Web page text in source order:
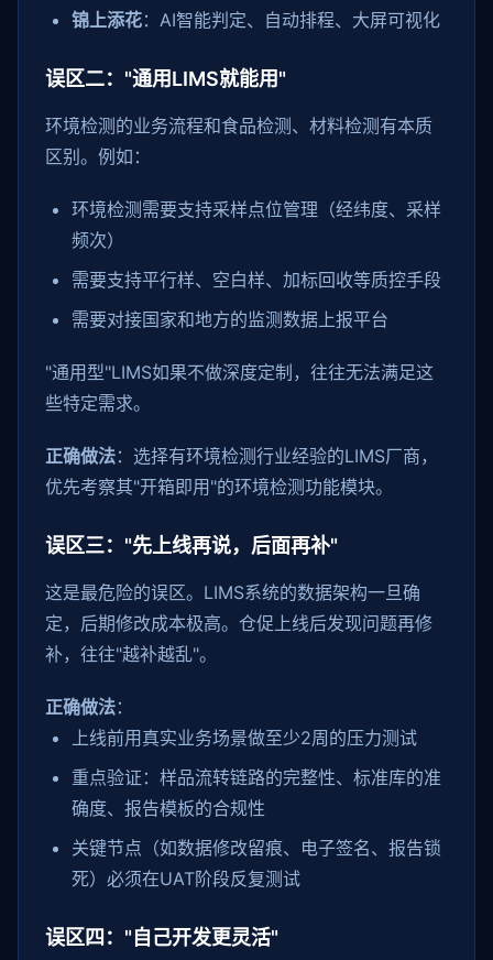
锦上添花：AI智能判定、自动排程、大屏可视化
误区二："通用LIMS就能用"
环境检测的业务流程和食品检测、材料检测有本质
区别。例如：
环境检测需要支持采样点位管理（经纬度、采样
频次）
需要支持平行样、空白样、加标回收等质控手段
需要对接国家和地方的监测数据上报平台
"通用型"LIMS如果不做深度定制，往往无法满足这
些特定需求。
正确做法：选择有环境检测行业经验的LIMS厂商，
优先考察其"开箱即用"的环境检测功能模块。
误区三："先上线再说，后面再补"
这是最危险的误区。LIMS系统的数据架构一旦确
定，后期修改成本极高。仓促上线后发现问题再修
补，往往"越补越乱"。
正确做法：
上线前用真实业务场景做至少2周的压力测试
重点验证：样品流转链路的完整性、标准库的准
确度、报告模板的合规性
关键节点（如数据修改留痕、电子签名、报告锁
死）必须在UAT阶段反复测试
误区四："自己开发更灵活"